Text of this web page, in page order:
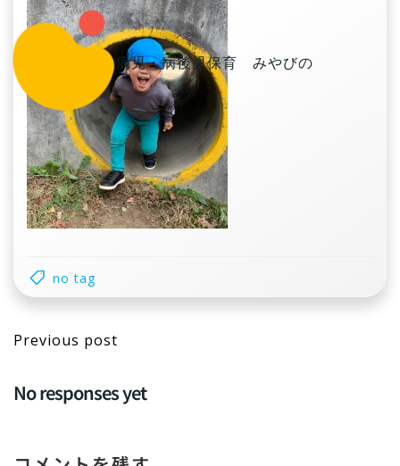
コ
ン
テ
ン
へ
ス
キ
ッ
プ
病児・病後児保育 みやびの
no tag
Post
navigation
Previous post
No responses yet